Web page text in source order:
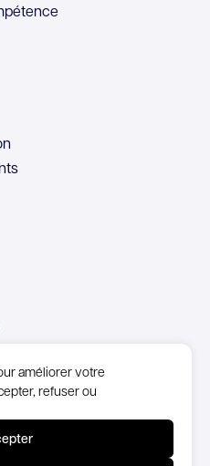
améliorer votre
refuser ou